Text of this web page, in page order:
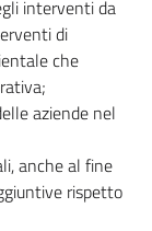
interventi da
di
che
aziende nel
anche al fine
rispetto